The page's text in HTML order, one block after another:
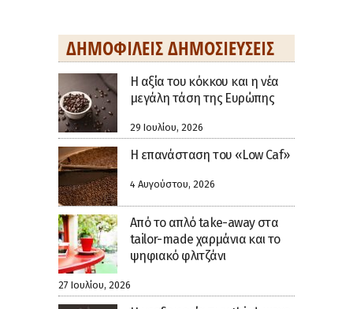
ΔΗΜΟΦΙΛΕΊΣ ΔΗΜΟΣΙΕΎΣΕΙΣ
H αξία του κόκκου και η νέα
μεγάλη τάση της Ευρώπης
29 Ιουλίου, 2026
Η επανάσταση του «Low Caf»
4 Αυγούστου, 2026
Από το απλό take-away στα
tailor-made χαρμάνια και το
ψηφιακό φλιτζάνι
27 Ιουλίου, 2026